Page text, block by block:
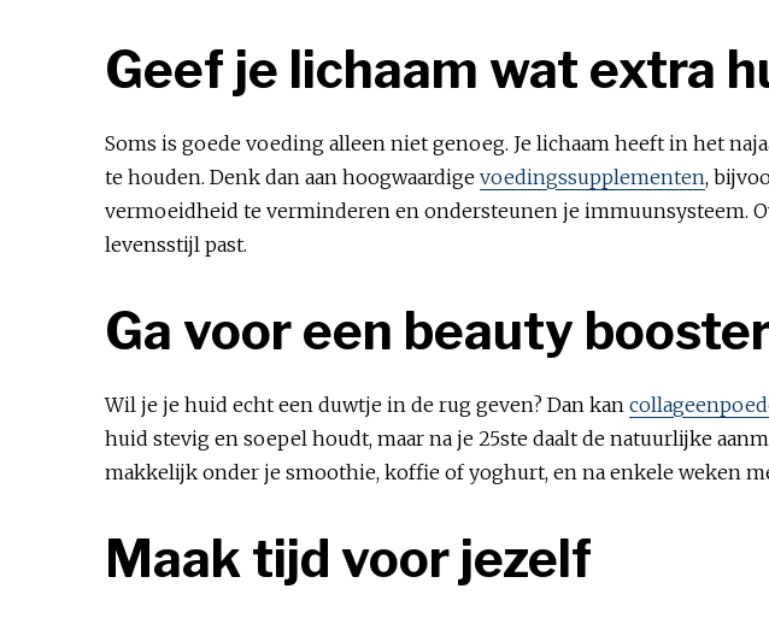
Geef je lichaam wat extra
Soms is goede voeding alleen niet genoeg. Je lichaam heeft in het
te houden. Denk dan aan hoogwaardige voedingssupplementen,
vermoeidheid te verminderen en ondersteunen je immuunsysteem.
levensstijl past.
Ga voor een beauty
Wil je je huid echt een duwtje in de rug geven? Dan kan
huid stevig en soepel houdt, maar na je 25ste daalt de natuurlijke
makkelijk onder je smoothie, koffie of yoghurt, en na enkele weken
Maak tijd voor jezelf